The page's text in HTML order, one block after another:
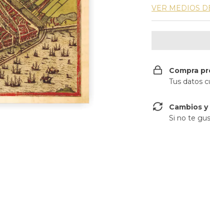
VER MEDIOS
Compra
Tus datos
Cambios
Si no te